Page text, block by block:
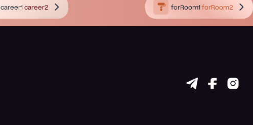
career1 career2 forRoom1 forRoom2